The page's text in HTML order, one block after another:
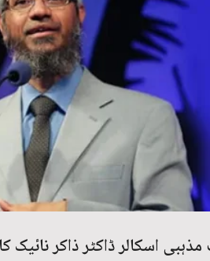
اسکالر ڈاکٹر ذاکر نائیک